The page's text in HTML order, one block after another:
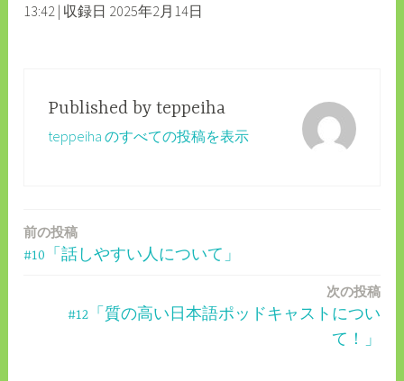
SHARE
13:42 | 収録日 2025年2月14日
Published by teppeiha
teppeiha のすべての投稿を表示
投
前の投稿
#10「話しやすい人について」
次の投稿
#12「質の高い日本語ポッドキャストについ
て！」